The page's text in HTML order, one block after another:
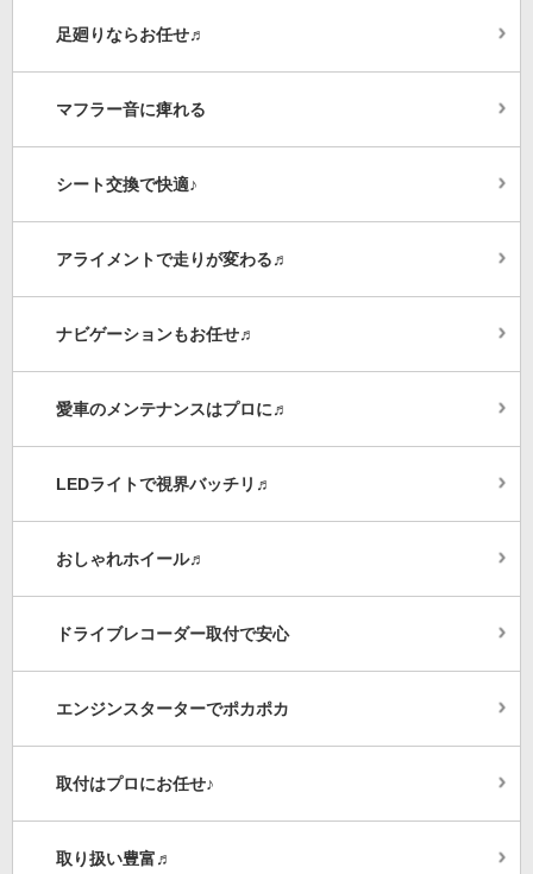
足廻りならお任せ♬
マフラー音に痺れる
シート交換で快適♪
アライメントで走りが変わる♬
ナビゲーションもお任せ♬
愛車のメンテナンスはプロに♬
LEDライトで視界バッチリ♬
おしゃれホイール♬
ドライブレコーダー取付で安心
エンジンスターターでポカポカ
取付はプロにお任せ♪
取り扱い豊富♬